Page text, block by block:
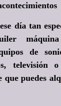
día tan
de
televisión
que puedes